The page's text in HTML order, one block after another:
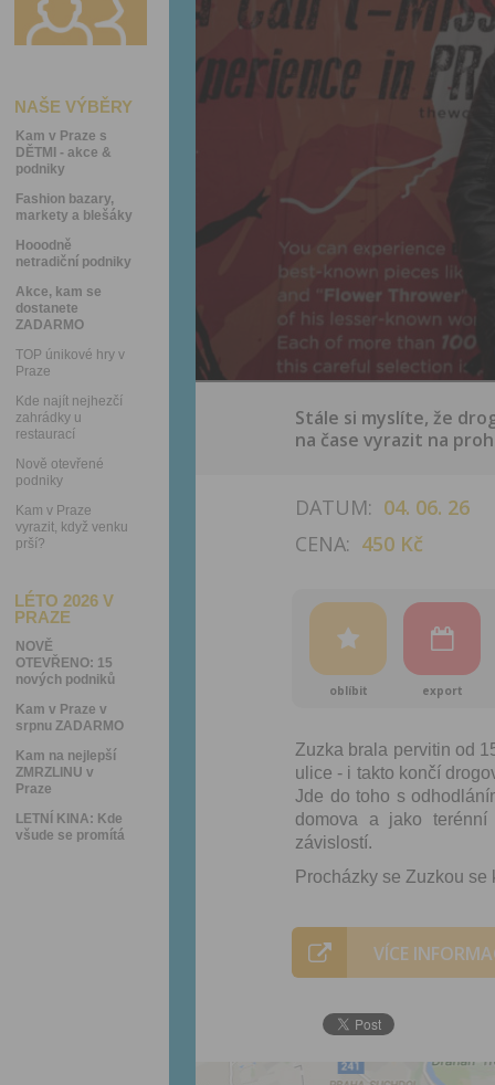
NAŠE VÝBĚRY
Kam v Praze s
DĚTMI - akce &
podniky
Fashion bazary,
markety a blešáky
Hooodně
netradiční podniky
Akce, kam se
dostanete
ZADARMO
TOP únikové hry v
Praze
Kde najít nejhezčí
zahrádky u
restaurací
Nově otevřené
podniky
Kam v Praze
vyrazit, když venku
prší?
LÉTO 2026 V
PRAZE
NOVĚ
OTEVŘENO: 15
nových podniků
Kam v Praze v
srpnu ZADARMO
Kam na nejlepší
ZMRZLINU v
Praze
LETNÍ KINA: Kde
všude se promítá
Stále si myslíte, že
na čase vyrazit na
DATUM: 04. 06. 26
CENA: 450 Kč
oblíbit export
Zuzka brala pervitin od
ulice - i takto končí
Jde do toho s
domova a jako terénní
závislostí.
Procházky se Zuzkou se
VÍCE